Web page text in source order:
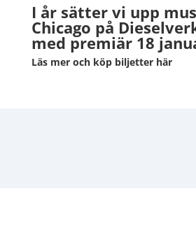
I år sätter vi upp
Chicago på
med premiär 18
Läs mer och köp biljetter här